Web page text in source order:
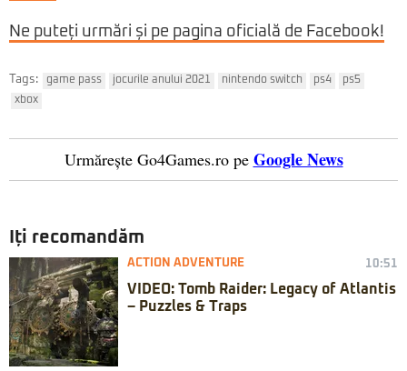
Ne puteți urmări și pe pagina oficială de Facebook!
Tags: game pass jocurile anului 2021 nintendo switch ps4
ps5
xbox
Urmărește Go4Games.ro pe Google News
Iți recomandăm
ACTION ADVENTURE 10:51
VIDEO: Tomb Raider: Legacy of Atlantis
– Puzzles & Traps